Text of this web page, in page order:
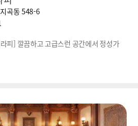
곡동 548-6
피] 깔끔하고 고급스런 공간에서 정성가